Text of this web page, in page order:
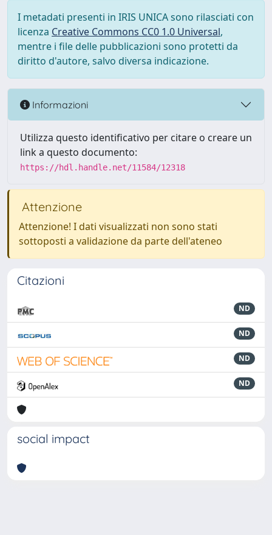
I metadati presenti in IRIS UNICA sono rilasciati con
licenza Creative Commons CC0 1.0 Universal,
mentre i file delle pubblicazioni sono protetti da
diritto d'autore, salvo diversa indicazione.
Informazioni
Utilizza questo identificativo per citare o creare un
link a questo documento:
https://hdl.handle.net/11584/12318
Attenzione
Attenzione! I dati visualizzati non sono stati
sottoposti a validazione da parte dell'ateneo
Citazioni
ND
ND
ND
ND
social impact